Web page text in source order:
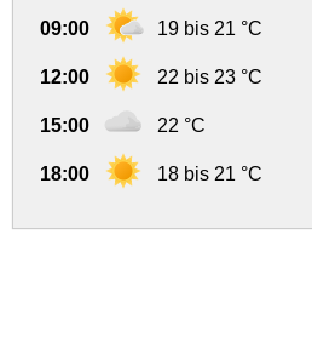
09:00 19 bis 21 °C
12:00 22 bis 23 °C
15:00 22 °C
18:00 18 bis 21 °C